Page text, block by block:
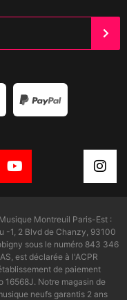
Montreuil Paris-Est :
-1, 2 Blvd de Chanzy, 93100
sous le numéro 843 346
est déclarée à l'ACPR
de paiement
16568J. Notre magasin de
neufs garantis 2 ans